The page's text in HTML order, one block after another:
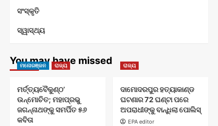
ସଂସ୍କୃତି
ସ୍ୱାସ୍ଥ୍ୟ
You may have missed
ମନୋରଞ୍ଜନ ରାଜ୍ୟ
ମର୍ତ୍ତ୍ୟବୈକୁଣ୍ଠ’
ଉନ୍ମୋଚିତ; ମହାପ୍ରଭୁ
ଜଗନ୍ନାଥଙ୍କୁ ସମର୍ପିତ ୫୬
କବିତା
ରାଜ୍ୟ
ଦାମୋଦରପୁର ହତ୍ୟାକାଣ୍ଡ
ଘଟଣାର 72 ଘଣ୍ଟା ପରେ
ଅପରାଧୀଙ୍କୁ ବାନ୍ଧିଲା ପୋଲିସ୍
EPA editor